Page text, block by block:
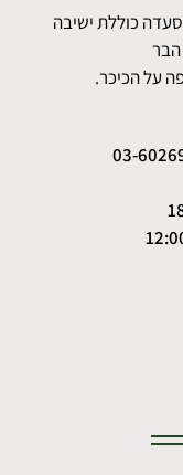
כוללת ישיבה
הבר
על הכיכר.
03-